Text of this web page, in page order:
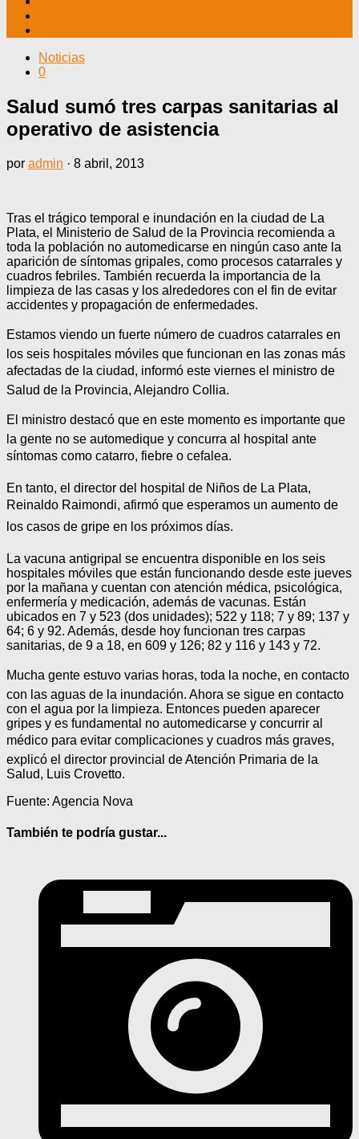
Noticias
0
Salud sumó tres carpas sanitarias al
operativo de asistencia
por admin · 8 abril, 2013
Tras el trágico temporal e inundación en la ciudad de La
Plata, el Ministerio de Salud de la Provincia recomienda a
toda la población no automedicarse en ningún caso ante la
aparición de síntomas gripales, como procesos catarrales y
cuadros febriles. También recuerda la importancia de la
limpieza de las casas y los alrededores con el fin de evitar
accidentes y propagación de enfermedades.
Estamos viendo un fuerte número de cuadros catarrales en
los seis hospitales móviles que funcionan en las zonas más
afectadas de la ciudad, informó este viernes el ministro de
Salud de la Provincia, Alejandro Collia.
El ministro destacó que en este momento es importante que
la gente no se automedique y concurra al hospital ante
síntomas como catarro, fiebre o cefalea.
En tanto, el director del hospital de Niños de La Plata,
Reinaldo Raimondi, afirmó que esperamos un aumento de
los casos de gripe en los próximos días.
La vacuna antigripal se encuentra disponible en los seis
hospitales móviles que están funcionando desde este jueves
por la mañana y cuentan con atención médica, psicológica,
enfermería y medicación, además de vacunas. Están
ubicados en 7 y 523 (dos unidades); 522 y 118; 7 y 89; 137 y
64; 6 y 92. Además, desde hoy funcionan tres carpas
sanitarias, de 9 a 18, en 609 y 126; 82 y 116 y 143 y 72.
Mucha gente estuvo varias horas, toda la noche, en contacto
con las aguas de la inundación. Ahora se sigue en contacto
con el agua por la limpieza. Entonces pueden aparecer
gripes y es fundamental no automedicarse y concurrir al
médico para evitar complicaciones y cuadros más graves,
explicó el director provincial de Atención Primaria de la
Salud, Luis Crovetto.
Fuente: Agencia Nova
También te podría gustar...